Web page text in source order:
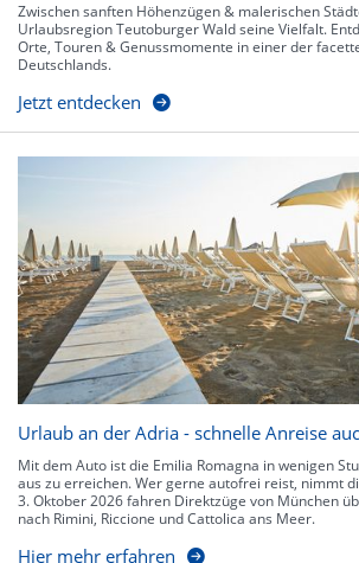
Zwischen sanften Höhenzügen & malerischen
Urlaubsregion Teutoburger Wald seine Vielfalt.
Orte, Touren & Genussmomente in einer der
Deutschlands.
Jetzt entdecken
Urlaub an der Adria - schnelle Anreise
Mit dem Auto ist die Emilia Romagna in wenigen
aus zu erreichen. Wer gerne autofrei reist, nimmt
3. Oktober 2026 fahren Direktzüge von München
nach Rimini, Riccione und Cattolica ans Meer.
Hier mehr erfahren